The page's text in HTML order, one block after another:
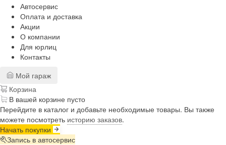
Автосервис
Оплата и доставка
Акции
О компании
Для юрлиц
Контакты
Мой гараж
Корзина
В вашей корзине пусто
Перейдите в каталог и добавьте необходимые товары. Вы также
можете посмотреть историю заказов.
Начать покупки
Запись в автосервис